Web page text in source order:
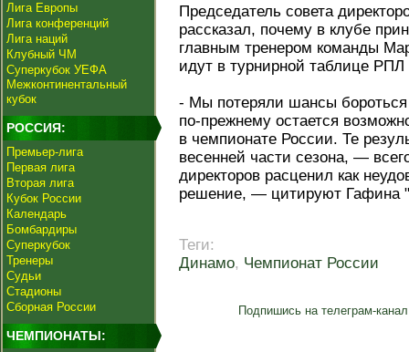
Лига Европы
Лига конференций
Лига наций
Клубный ЧМ
Суперкубок УЕФА
Межконтинентальный
кубок
РОССИЯ:
Премьер-лига
Первая лига
Вторая лига
Кубок России
Календарь
Бомбардиры
Суперкубок
Тренеры
Судьи
Стадионы
Сборная России
ЧЕМПИОНАТЫ:
Председатель совета
рассказал, почему в клубе
главным тренером команды
идут в турнирной таблице
- Мы потеряли шансы
по-прежнему остается
в чемпионате России. Те
весенней части сезона, —
директоров расценил как
решение, — цитируют Гафина
Теги:
Динамо, Чемпионат России
Подпишись на телеграм-